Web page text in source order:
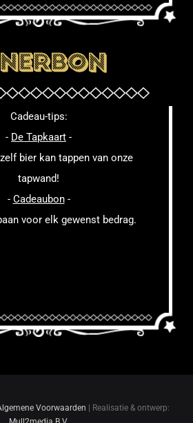
Cadeau-tips:
- De Tapkaart -
bier kan tappen van onze
tapwand!
- Cadeaubon-
voor elk gewenst bedrag.
Voorwaarden | Realisatie & ontwerp: